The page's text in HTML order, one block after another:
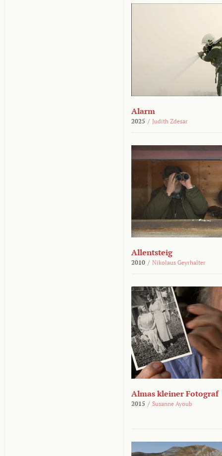
Alarm
2025 / Judith Zdesar
Allentsteig
2010 / Nikolaus Geyrhalter
Almas kleiner Fotograf
2015 / Susanne Ayoub